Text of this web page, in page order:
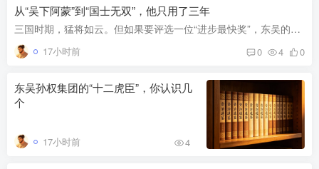
从“吴下阿蒙”到“国士无双”，他只用了三年
三国时期，猛将如云。但如果要评选一位“进步最快奖”，东吴的吕蒙绝对当之无愧。 他早年不爱读书，被人戏称为“吴下阿蒙”；后来发愤苦读，让东吴首席战略家鲁肃都惊掉下巴，感叹“学识英博，...
17小时前 0 4 0
东吴孙权集团的“十二虎臣”，你认识几
个
17小时前 4